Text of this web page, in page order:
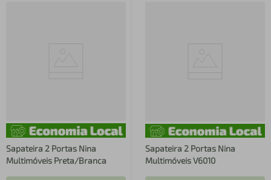
Sapateira 2 Portas Nina
Multimóveis Preta/Branca
Sapateira 2 Portas Nina
Multimóveis V6010